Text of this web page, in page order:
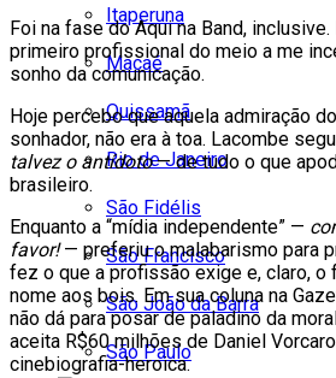
Itaperuna
Macaé
Quissamã
Rio de Janeiro
São Fidélis
São Francisco
São João da Barra
São Paulo
Foi na fase do Aqui na Band,
primeiro profissional do meio a me
sonho da comunicação.
Hoje percebo que aquela admiração
sonhador, não era à toa. Lacombe
talvez o antídoto— de tudo o que
brasileiro.
Enquanto a “mídia independente” —
favor!— preferiu o malabarismo para
fez o que a profissão exige e, claro, o
nome aos bois. Em sua coluna na
não dá para posar de paladino da
aceita R$60 milhões de Daniel
cinebiografia-heroica.